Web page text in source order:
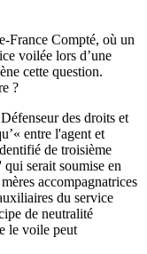
France Compté, où un
voilée lors d’une
cette question.
?
des droits et
entre l'agent et
de troisième
serait soumise en
accompagnatrices
du service
de neutralité
le voile peut